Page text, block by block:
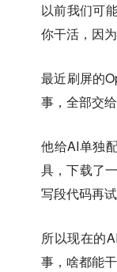
以前我们可
你干活，因
最近刷屏的
事，全部交给
他给AI单独
具，下载了
写段代码再
所以现在的
事，啥都能干